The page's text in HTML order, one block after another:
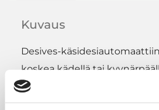
Kuvaus
Desives-
koskea kädellä tai
saa polkaisemalla
poljinta. Laite ei vaadi